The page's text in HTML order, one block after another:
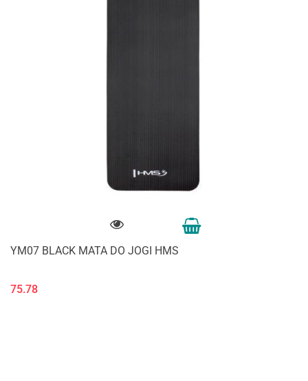
YM07 BLACK MATA DO JOGI HMS
75.78